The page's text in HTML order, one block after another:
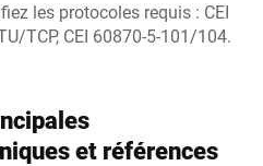
les protocoles requis : CEI
TCP, CEI 60870-5-101/104.
et références